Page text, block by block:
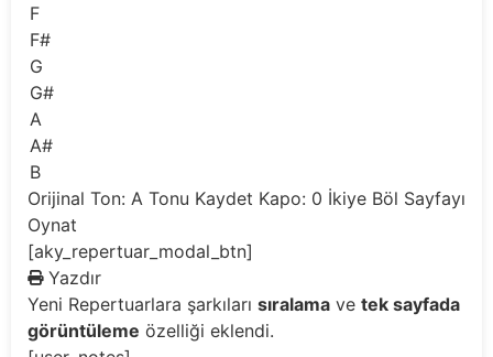
F
F#
G
G#
A
A#
B
Orijinal Ton: A Tonu Kaydet Kapo: 0 İkiye Böl Sayfayı
Oynat
[aky_repertuar_modal_btn]
Yazdır
Yeni Repertuarlara şarkıları sıralama ve tek sayfada
görüntüleme özelliği eklendi.